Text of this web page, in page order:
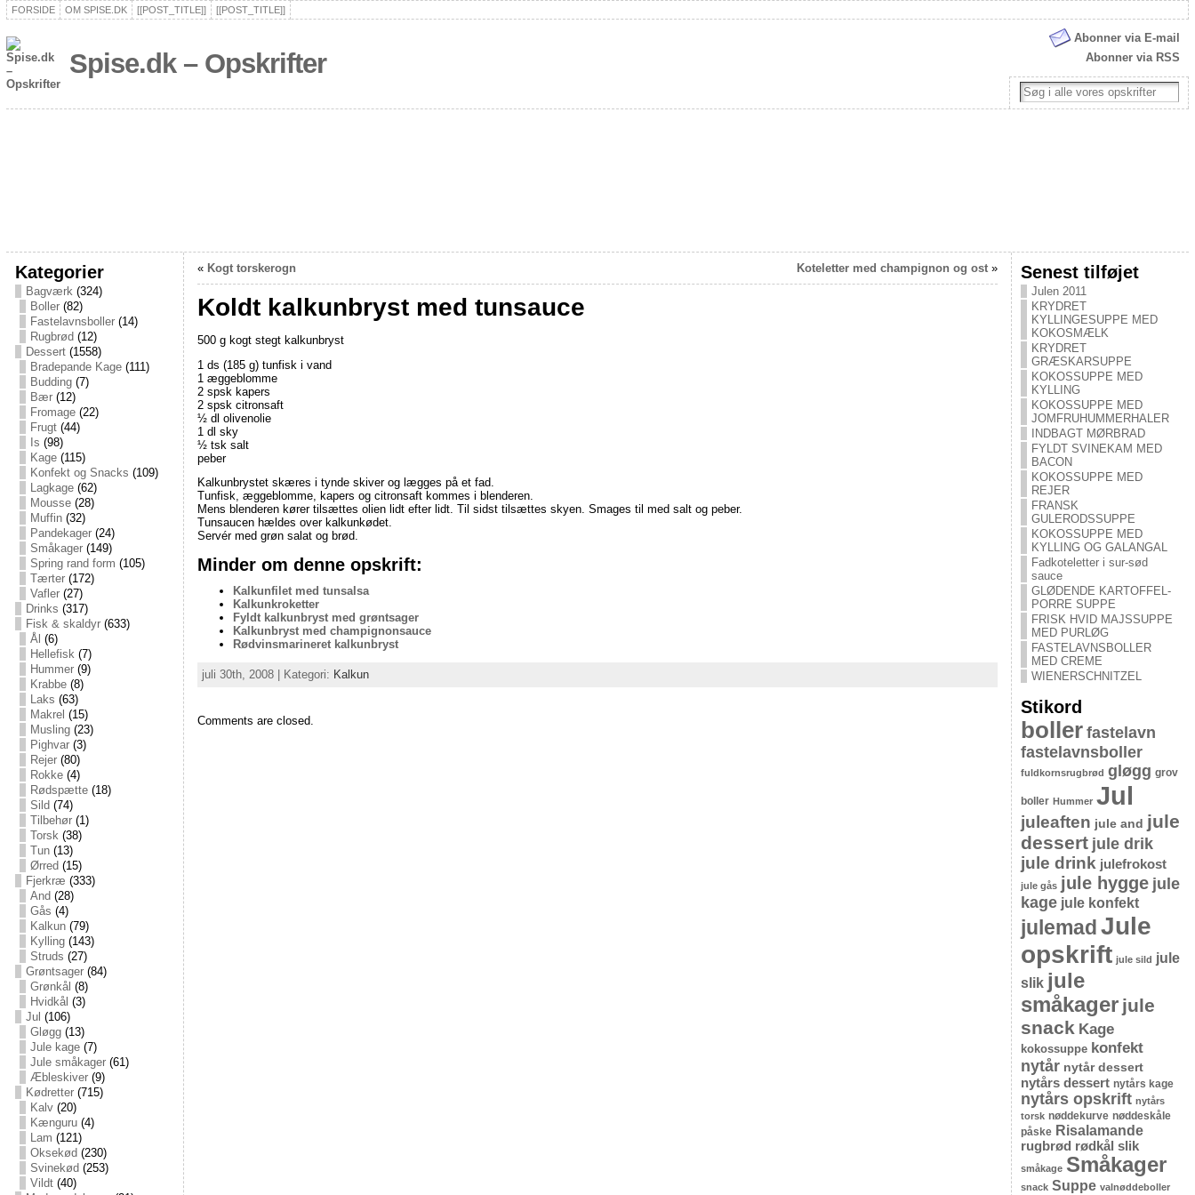
FORSIDE OM SPISE.DK [[POST_TITLE]] [[POST_TITLE]]
Spise.dk – Opskrifter
Abonner via E-mail
Abonner via RSS
Kategorier
Bagværk(324)
Boller(82)
Fastelavnsboller(14)
Rugbrød (12)
Dessert(1558)
Bradepande Kage(111)
Budding(7)
Bær(12)
Fromage(22)
Frugt(44)
Is (98)
Kage(115)
Konfekt og Snacks (109)
Lagkage(62)
Mousse(28)
Muffin(32)
Pandekager(24)
Småkager(149)
Spring rand form (105)
Tærter(172)
Vafler(27)
Drinks (317)
Fisk & skaldyr(633)
Ål (6)
Hellefisk(7)
Hummer(9)
Krabbe(8)
Laks (63)
Makrel (15)
Musling(23)
Pighvar(3)
Rejer(80)
Rokke(4)
Rødspætte(18)
Sild (74)
Tilbehør(1)
Torsk(38)
Tun(13)
Ørred (15)
Fjerkræ (333)
And (28)
Gås (4)
Kalkun(79)
Kylling(143)
Struds (27)
Grøntsager(84)
Grønkål (8)
Hvidkål (3)
Jul (106)
Gløgg(13)
Jule kage(7)
Jule småkager(61)
Æbleskiver(9)
Kødretter(715)
Kalv(20)
Kænguru(4)
Lam (121)
Oksekød (230)
Svinekød (253)
Vildt(40)
« Kogt torskerogn Koteletter med champignon og ost»
Koldt kalkunbryst med tunsauce
500 g kogt stegt kalkunbryst
1 ds (185 g) tunfisk i vand
1 æggeblomme
2 spsk kapers
2 spsk citronsaft
½ dl olivenolie
1 dl sky
½ tsk salt
peber
Kalkunbrystet skæres i tynde skiver og lægges på et fad.
Tunfisk, æggeblomme, kapers og citronsaft kommes i blenderen.
Mens blenderen kører tilsættes olien lidt efter lidt. Til sidst tilsættes skyen. Smages til med salt og peber.
Tunsaucen hældes over kalkunkødet.
Servér med grøn salat og brød.
Minder om denne opskrift:
Kalkunfilet med tunsalsa
Kalkunkroketter
Fyldt kalkunbryst med grøntsager
Kalkunbryst med champignonsauce
Rødvinsmarineret kalkunbryst
juli 30th, 2008 | Kategori: Kalkun
Comments are closed.
Senest tilføjet
Julen 2011
KRYDRET
KYLLINGESUPPE MED
KOKOSMÆLK
KRYDRET
GRÆSKARSUPPE
KOKOSSUPPE MED
KYLLING
KOKOSSUPPE MED
JOMFRUHUMMERHALER
INDBAGT MØRBRAD
FYLDT SVINEKAM MED
BACON
KOKOSSUPPE MED
REJER
FRANSK
GULERODSSUPPE
KOKOSSUPPE MED
KYLLING OG GALANGAL
Fadkoteletter i sur-sød
sauce
GLØDENDE KARTOFFEL-
PORRE SUPPE
FRISK HVID MAJSSUPPE
MED PURLØG
FASTELAVNSBOLLER
MED CREME
WIENERSCHNITZEL
Stikord
boller fastelavn
fastelavnsboller
fuldkornsrugbrød gløgg grov
boller Hummer Jul
juleaften jule and jule
dessert jule drik
jule drink julefrokost
jule gås jule hygge jule
kage jule konfekt
julemad Jule
opskrift jule sild jule
slik jule
småkager jule
snack Kage
kokossuppe konfekt
nytår nytår dessert
nytårs dessert nytårs kage
nytårs opskrift nytårs
torsk nøddekurve nøddeskåle
påske Risalamande
rugbrød rødkål slik
småkage Småkager
snack Suppe valnøddeboller